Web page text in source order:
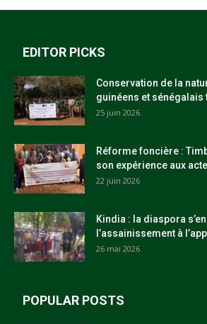
EDITOR PICKS
Conservation de la
guinéens et sénégalais
25 juin 2026
Réforme foncière :
son expérience aux
22 juin 2026
Kindia : la diaspora
l’assainissement à
26 mai 2026
POPULAR POSTS